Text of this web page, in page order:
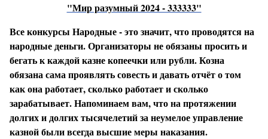
"Мир разумный 2024 - 333333"
Все конкурсы Народные - это значит, что проводятся на
народные деньги. Организаторы не обязаны просить и
бегать к каждой казне копеечки или рубли. Козна
обязана сама проявлять совесть и давать отчёт о том
как она работает, сколько работает и сколько
зарабатывает. Напоминаем вам, что на протяжении
долгих и долгих тысячелетий за неумелое управление
казной были всегда высшие меры наказания.